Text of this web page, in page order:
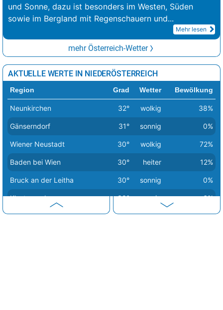
und Sonne, dazu ist besonders im Westen, Süden
sowie im Bergland mit Regenschauern und...
Mehr lesen
mehr Österreich-Wetter
AKTUELLE WERTE IN NIEDERÖSTERREICH
Region Grad Wetter Bewölkung
Neunkirchen 32° wolkig 38%
Gänserndorf 31° sonnig 0%
Wiener Neustadt 30° wolkig 72%
Baden bei Wien 30° heiter 12%
Bruck an der Leitha 30° sonnig 0%
Klosterneuburg 30° sonnig 6%
Korneuburg 30° wolkig 43%